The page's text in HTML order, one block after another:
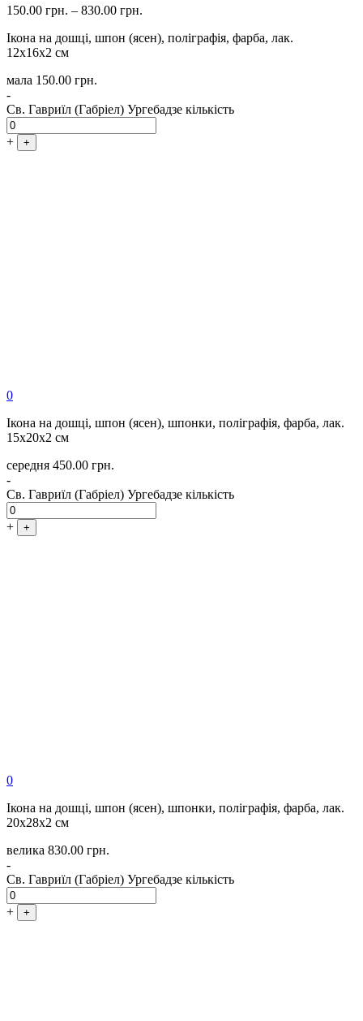
150.00 грн. – 830.00 грн.
Ікона на дошці, шпон (ясен), поліграфія, фарба, лак.
12х16х2 см
мала 150.00 грн.
-
Св. Гавриїл (Габріел) Ургебадзе кількість
+ +
0
Ікона на дошці, шпон (ясен), шпонки, поліграфія, фарба, лак.
15х20х2 см
середня 450.00 грн.
-
Св. Гавриїл (Габріел) Ургебадзе кількість
+ +
0
Ікона на дошці, шпон (ясен), шпонки, поліграфія, фарба, лак.
20х28х2 см
велика 830.00 грн.
-
Св. Гавриїл (Габріел) Ургебадзе кількість
+ +